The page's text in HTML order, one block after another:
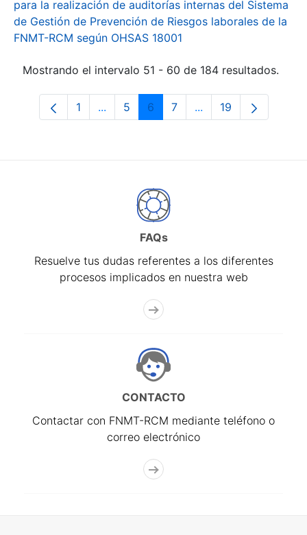
para la realización de auditorías internas del Sistema
de Gestión de Prevención de Riesgos laborales de la
FNMT-RCM según OHSAS 18001
Mostrando el intervalo 51 - 60 de 184 resultados.
Página
1 ...Páginas intermedias Use TAB para
Página
5 Página
6 Página
7 ...Páginas intermedias
Página
19
FAQs
Resuelve tus dudas referentes a los diferentes
procesos implicados en nuestra web
CONTACTO
Contactar con FNMT-RCM mediante teléfono o
correo electrónico